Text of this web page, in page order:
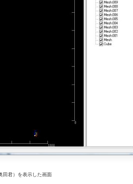
田君）を表示した画面